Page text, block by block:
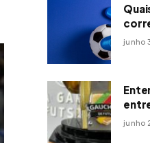
junho
junho